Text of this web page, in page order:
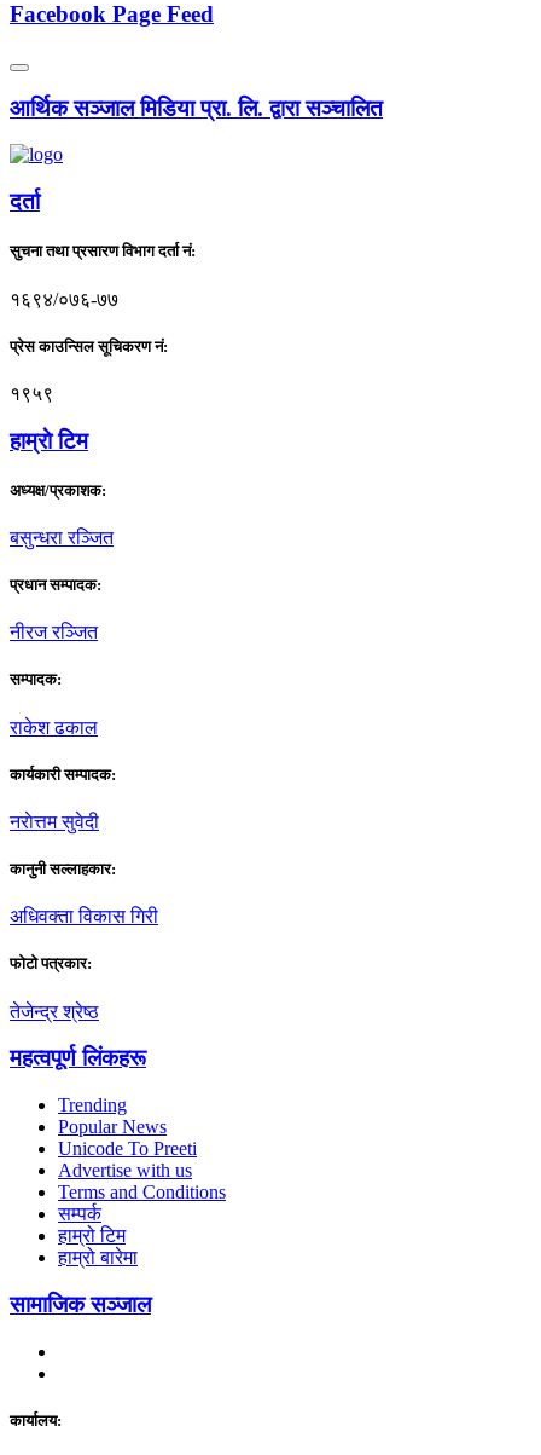
Facebook Page Feed
आर्थिक सञ्जाल मिडिया प्रा. लि. द्वारा सञ्चालित
दर्ता
सुचना तथा प्रसारण विभाग दर्ता नं:
१६९४/०७६-७७
प्रेस काउन्सिल सूचिकरण नं:
१९५९
हाम्राे टिम
अध्यक्ष/प्रकाशक:
बसुन्धरा रञ्जित
प्रधान सम्पादक:
नीरज रञ्जित
सम्पादक:
राकेश ढकाल
कार्यकारी सम्पादक:
नराेत्तम सुवेदी
कानुनी सल्लाहकार:
अधिवक्ता विकास गिरी
फाेटाे पत्रकार:
तेजेन्द्र श्रेष्ठ
महत्वपूर्ण लिंकहरू
Trending
Popular News
Unicode To Preeti
Advertise with us
Terms and Conditions
सम्पर्क
हाम्रो टिम
हाम्रो बारेमा
सामाजिक सञ्जाल
कार्यालय: